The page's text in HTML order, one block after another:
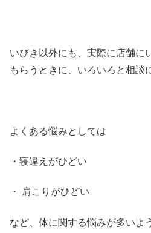
いびき以外にも、実際に店舗に
もらうときに、いろいろと相談
よくある悩みとしては
・寝違えがひどい
・ 肩こりがひどい
など、体に関する悩みが多いよ